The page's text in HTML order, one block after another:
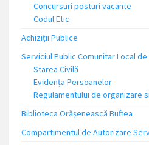
Concursuri posturi vacante
Codul Etic
Achiziții Publice
Serviciul Public Comunitar Local
Starea Civilă
Evidența Persoanelor
Regulamentului de organizare
Biblioteca Orășenească Buftea
Compartimentul de Autorizare